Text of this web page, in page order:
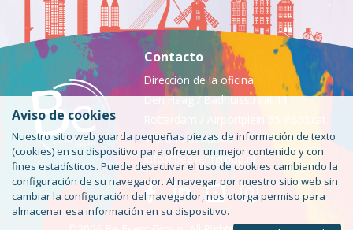
Contacto
Dirección de la oficina
Den Haag / Badhuisstraat 11
Rotterdam / Airportplein 55 #Bobcat
Tel: 085-0240046
info@beeventgroup.nl
Aviso de cookies
Nuestro sitio web guarda pequeñas piezas de información de texto
(cookies) en su dispositivo para ofrecer un mejor contenido y con
fines estadísticos. Puede desactivar el uso de cookies cambiando la
configuración de su navegador. Al navegar por nuestro sitio web sin
cambiar la configuración del navegador, nos otorga permiso para
almacenar esa información en su dispositivo.